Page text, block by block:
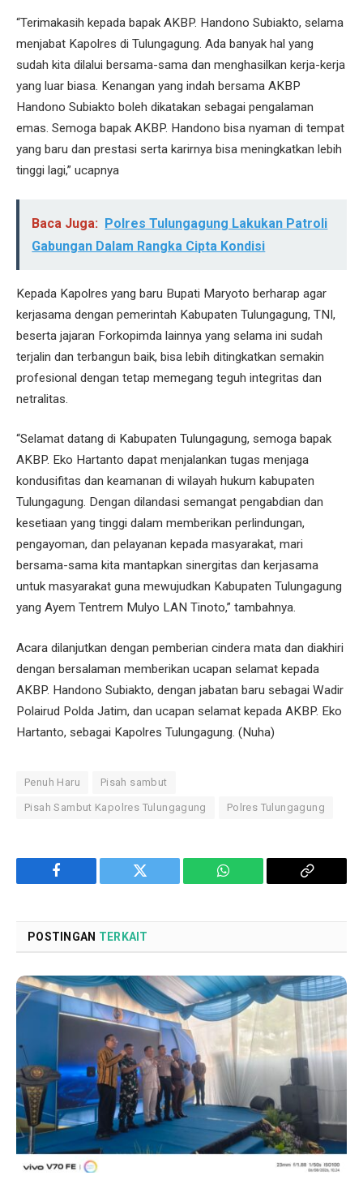
“Terimakasih kepada bapak AKBP. Handono Subiakto, selama
menjabat Kapolres di Tulungagung. Ada banyak hal yang
sudah kita dilalui bersama-sama dan menghasilkan kerja-kerja
yang luar biasa. Kenangan yang indah bersama AKBP
Handono Subiakto boleh dikatakan sebagai pengalaman
emas. Semoga bapak AKBP. Handono bisa nyaman di tempat
yang baru dan prestasi serta karirnya bisa meningkatkan lebih
tinggi lagi,” ucapnya
Baca Juga: Polres Tulungagung Lakukan Patroli
Gabungan Dalam Rangka Cipta Kondisi
Kepada Kapolres yang baru Bupati Maryoto berharap agar
kerjasama dengan pemerintah Kabupaten Tulungagung, TNI,
beserta jajaran Forkopimda lainnya yang selama ini sudah
terjalin dan terbangun baik, bisa lebih ditingkatkan semakin
profesional dengan tetap memegang teguh integritas dan
netralitas.
“Selamat datang di Kabupaten Tulungagung, semoga bapak
AKBP. Eko Hartanto dapat menjalankan tugas menjaga
kondusifitas dan keamanan di wilayah hukum kabupaten
Tulungagung. Dengan dilandasi semangat pengabdian dan
kesetiaan yang tinggi dalam memberikan perlindungan,
pengayoman, dan pelayanan kepada masyarakat, mari
bersama-sama kita mantapkan sinergitas dan kerjasama
untuk masyarakat guna mewujudkan Kabupaten Tulungagung
yang Ayem Tentrem Mulyo LAN Tinoto,” tambahnya.
Acara dilanjutkan dengan pemberian cindera mata dan diakhiri
dengan bersalaman memberikan ucapan selamat kepada
AKBP. Handono Subiakto, dengan jabatan baru sebagai Wadir
Polairud Polda Jatim, dan ucapan selamat kepada AKBP. Eko
Hartanto, sebagai Kapolres Tulungagung. (Nuha)
Penuh Haru Pisah sambut
Pisah Sambut Kapolres Tulungagung Polres Tulungagung
Facebook Twitter WhatsApp
Copy
POSTINGAN TERKAIT